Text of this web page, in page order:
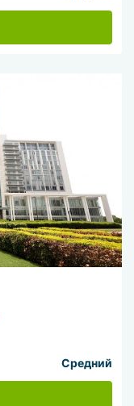
Средний